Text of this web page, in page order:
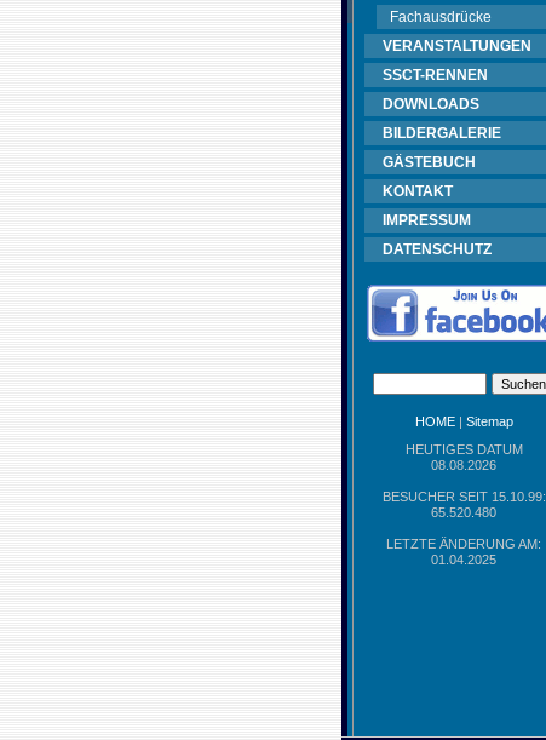
Fachausdrücke
VERANSTALTUNGEN
SSCT-RENNEN
DOWNLOADS
BILDERGALERIE
GÄSTEBUCH
KONTAKT
IMPRESSUM
DATENSCHUTZ
HOME| Sitemap
HEUTIGES DATUM
08.08.2026
BESUCHER SEIT 15.10.99:
65.520.480
LETZTE ÄNDERUNG AM:
01.04.2025